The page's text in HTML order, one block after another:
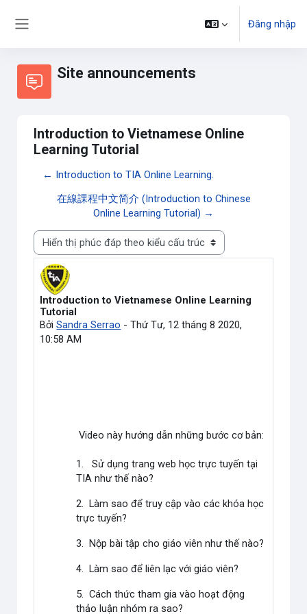
Đăng nhập
Site announcements
Introduction to Vietnamese Online
Learning Tutorial
← Introduction to TIA Online Learning.
在線課程中文简介 (Introduction to Chinese
Online Learning Tutorial) →
Chế độ hiển thị
Introduction to Vietnamese Online Learning
Tutorial
BởiSandra Serrao -Thứ Tư, 12 tháng 8 2020,
10:58 AM
Số lượng các câu trả lời: 0
Video này hướng dẫn những bước cơ bản:
1. Sử dụng trang web học trực tuyến tại
TIA như thế nào?
2. Làm sao để truy cập vào các khóa học
trực tuyến?
3. Nộp bài tập cho giáo viên như thế nào?
4. Làm sao để liên lạc với giáo viên?
5. Cách thức tham gia vào hoạt động
thảo luận nhóm ra sao?